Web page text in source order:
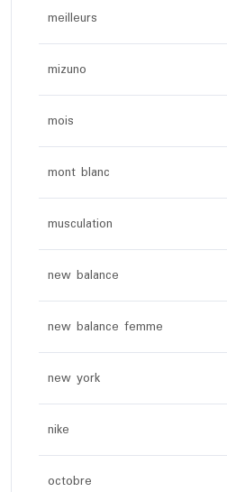
meilleurs
mizuno
mois
mont blanc
musculation
new balance
new balance femme
new york
nike
octobre